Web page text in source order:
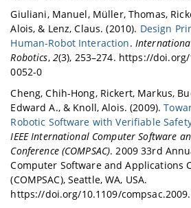
Giuliani, Manuel, Müller, Thomas,
Alois, & Lenz, Claus. (2010). Design
Human-Robot Interaction.
Robotics, 2(3), 253–274. https://
0052-0
Cheng, Chih-Hong, Rickert, Markus,
Edward A., & Knoll, Alois. (2009).
Robotic Software with Verifiable
IEEE International Computer Software
Conference (COMPSAC). 2009 33rd
Computer Software and Applications
(COMPSAC), Seattle, WA, USA.
https://doi.org/10.1109/